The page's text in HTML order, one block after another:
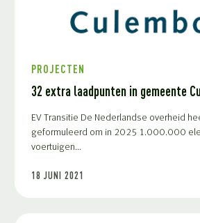
PROJECTEN
32 extra laadpunten in gemeente
EV Transitie De Nederlandse overheid
geformuleerd om in 2025 1.000.000
voertuigen...
18 JUNI 2021